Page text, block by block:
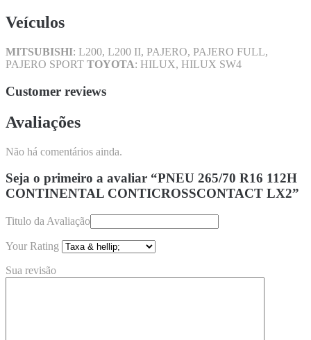
Veículos
MITSUBISHI: L200, L200 II, PAJERO, PAJERO FULL,
PAJERO SPORT TOYOTA: HILUX, HILUX SW4
Customer reviews
Avaliações
Não há comentários ainda.
Seja o primeiro a avaliar “PNEU 265/70 R16 112H
CONTINENTAL CONTICROSSCONTACT LX2”
Titulo da Avaliação
Your Rating
Sua revisão